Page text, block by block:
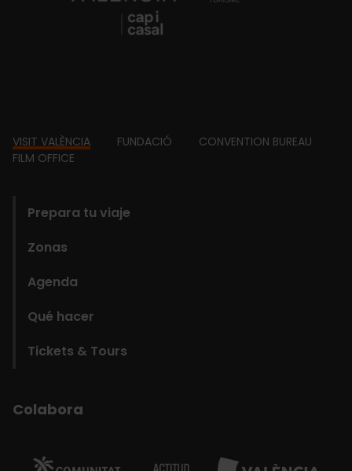
Footer
VISIT VALÈNCIA FUNDACIÓ
CONVENTION BUREAU
FILM OFFICE
Prepara tu viaje
Zonas
Agenda
Qué hacer
Tickets & Tours
Colabora